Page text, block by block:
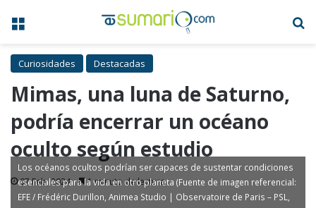
Menú
Curiosidades Destacadas
Mimas, una luna de Saturno,
podría encerrar un océano
oculto según estudio
07 Feb, 2024 1 minuto de lectura
Los océanos ocultos podrían ser capaces de sustentar condiciones
esenciales para la vida en otro planeta (Fuente de imagen referencial:
EFE / Frédéric Durillon, Animea Studio | Observatoire de Paris – PSL,